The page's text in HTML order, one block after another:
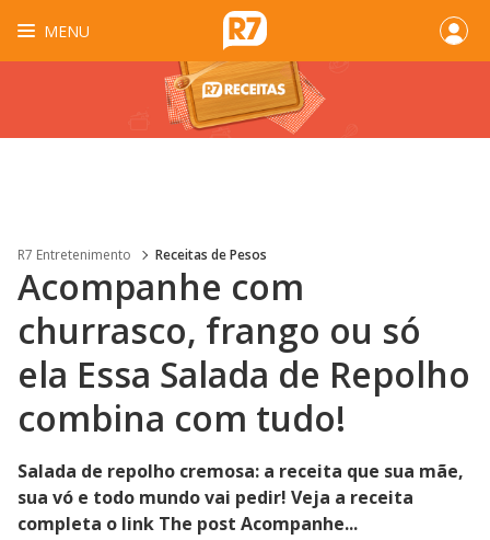
MENU
R7 Entretenimento Receitas de Pesos
Acompanhe com
churrasco, frango ou só
ela Essa Salada de Repolho
combina com tudo!
Salada de repolho cremosa: a receita que sua mãe,
sua vó e todo mundo vai pedir! Veja a receita
completa o link The post Acompanhe...